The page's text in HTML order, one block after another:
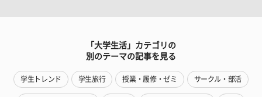
「大学生活」カテゴリの
別のテーマの記事を見る
学生トレンド 学生旅行 授業・履修・ゼミ サークル・部活